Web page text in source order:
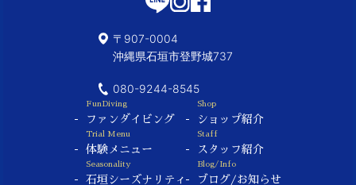
〒907-0004
沖縄県石垣市登野城737
080-9244-8545
FunDiving
ファンダイビング
Trial Menu
体験メニュー
Seasonality
石垣シーズナリティ
Shop
ショップ紹介
Staff
スタッフ紹介
Blog/Info
ブログ/お知らせ